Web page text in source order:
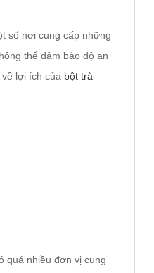
số nơi cung cấp những
thể đảm bảo độ an
lợi ích của bột trà
quá nhiều đơn vị cung